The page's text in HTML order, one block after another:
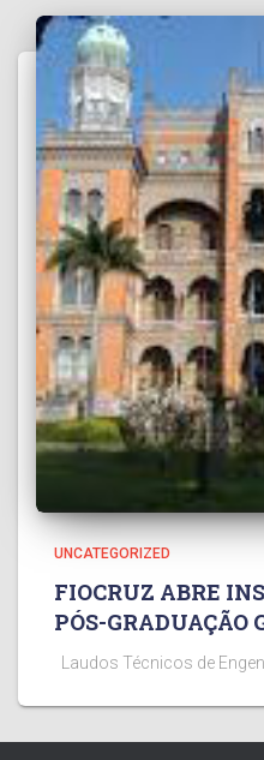
UNCATEGORIZED
FIOCRUZ ABRE
PÓS-GRADUAÇÃO
Laudos Técnicos de